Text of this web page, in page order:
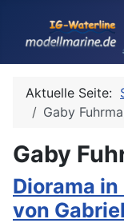
Aktuelle Seite:
Gaby
Gaby
Diorama
von